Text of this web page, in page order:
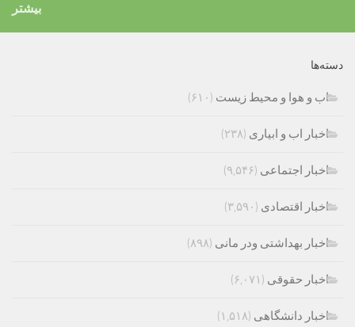
بیشتر
دسته‌ها
اب و هوا و محیط زیست (۶۱۰)
اخبار اب و ابیاری (۲۳۸)
اخبار اجتماعی (۹,۵۴۶)
اخبار اقتصادی (۳,۵۹۰)
اخبار بهداشتی ودر مانی (۸۹۸)
اخبار حقوقی (۶,۰۷۱)
اخبار دانشگاهی (۱,۵۱۸)